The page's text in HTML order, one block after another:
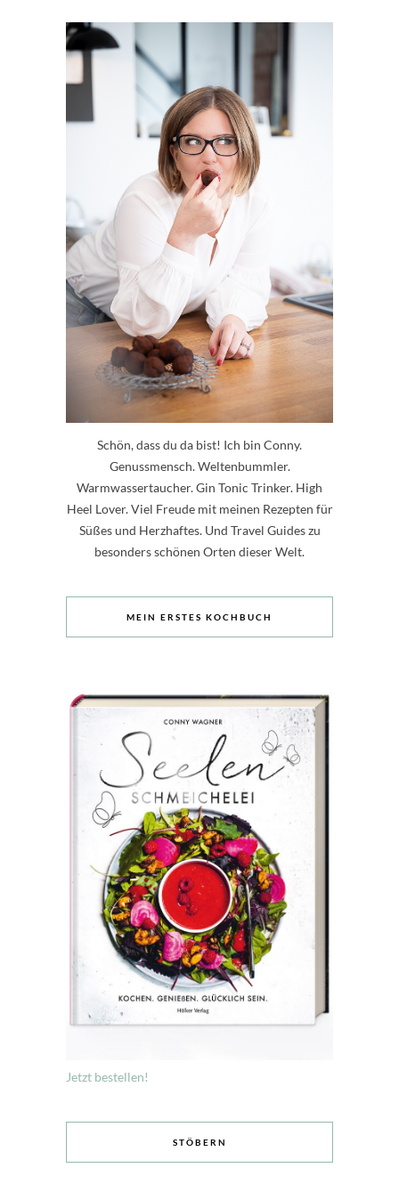
Schön, dass du da bist! Ich bin Conny.
Genussmensch. Weltenbummler.
Warmwassertaucher. Gin Tonic Trinker. High
Heel Lover. Viel Freude mit meinen Rezepten für
Süßes und Herzhaftes. Und Travel Guides zu
besonders schönen Orten dieser Welt.
MEIN ERSTES KOCHBUCH
Jetzt bestellen!
STÖBERN